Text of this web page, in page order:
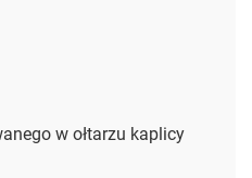
w ołtarzu kaplicy